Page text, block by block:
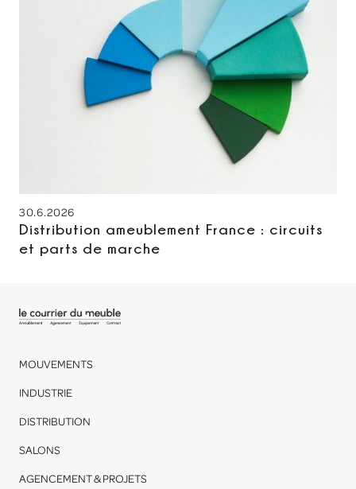
30.6.2026
Distribution ameublement France : circuits
et parts de marche
MOUVEMENTS
INDUSTRIE
DISTRIBUTION
SALONS
AGENCEMENT & PROJETS